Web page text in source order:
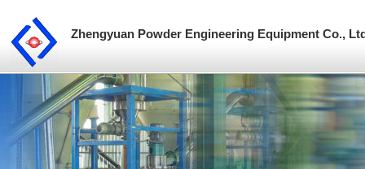
Zhengyuan Powder Engineering Equipment Co.,